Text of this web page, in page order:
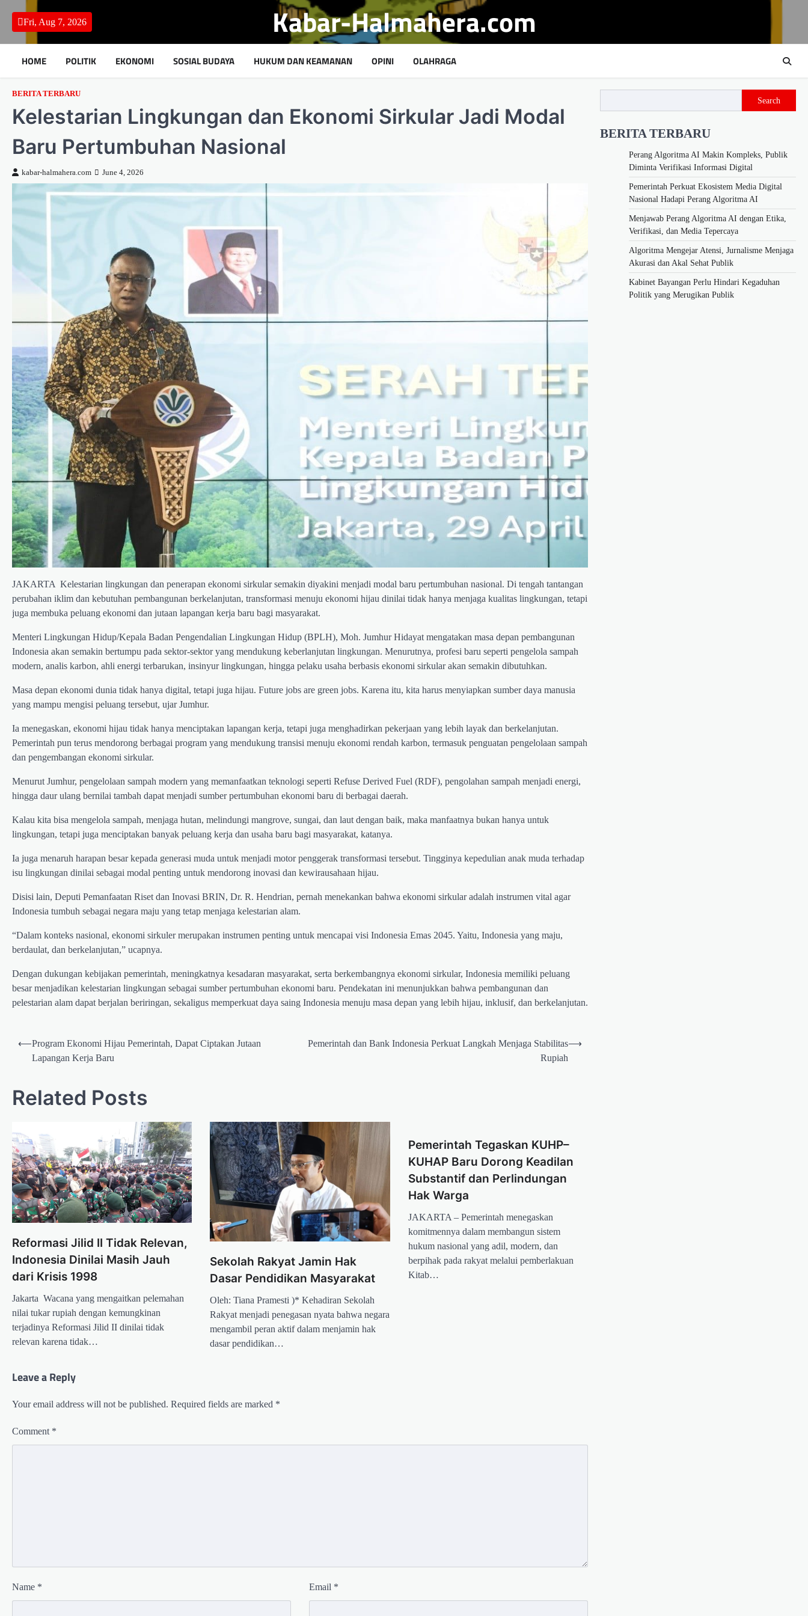
content
Fri, Aug 7, 2026 Kabar-Halmahera.com
HOME POLITIK EKONOMI SOSIAL BUDAYA HUKUM DAN KEAMANAN OPINI OLAHRAGA
BERITA TERBARU
Kelestarian Lingkungan dan Ekonomi Sirkular Jadi Modal
Baru Pertumbuhan Nasional
kabar-halmahera.com June 4, 2026
JAKARTA  Kelestarian lingkungan dan penerapan ekonomi sirkular semakin diyakini menjadi modal baru pertumbuhan nasional. Di tengah tantangan
perubahan iklim dan kebutuhan pembangunan berkelanjutan, transformasi menuju ekonomi hijau dinilai tidak hanya menjaga kualitas lingkungan, tetapi
juga membuka peluang ekonomi dan jutaan lapangan kerja baru bagi masyarakat.
Menteri Lingkungan Hidup/Kepala Badan Pengendalian Lingkungan Hidup (BPLH), Moh. Jumhur Hidayat mengatakan masa depan pembangunan
Indonesia akan semakin bertumpu pada sektor-sektor yang mendukung keberlanjutan lingkungan. Menurutnya, profesi baru seperti pengelola sampah
modern, analis karbon, ahli energi terbarukan, insinyur lingkungan, hingga pelaku usaha berbasis ekonomi sirkular akan semakin dibutuhkan.
Masa depan ekonomi dunia tidak hanya digital, tetapi juga hijau. Future jobs are green jobs. Karena itu, kita harus menyiapkan sumber daya manusia
yang mampu mengisi peluang tersebut, ujar Jumhur.
Ia menegaskan, ekonomi hijau tidak hanya menciptakan lapangan kerja, tetapi juga menghadirkan pekerjaan yang lebih layak dan berkelanjutan.
Pemerintah pun terus mendorong berbagai program yang mendukung transisi menuju ekonomi rendah karbon, termasuk penguatan pengelolaan sampah
dan pengembangan ekonomi sirkular.
Menurut Jumhur, pengelolaan sampah modern yang memanfaatkan teknologi seperti Refuse Derived Fuel (RDF), pengolahan sampah menjadi energi,
hingga daur ulang bernilai tambah dapat menjadi sumber pertumbuhan ekonomi baru di berbagai daerah.
Kalau kita bisa mengelola sampah, menjaga hutan, melindungi mangrove, sungai, dan laut dengan baik, maka manfaatnya bukan hanya untuk
lingkungan, tetapi juga menciptakan banyak peluang kerja dan usaha baru bagi masyarakat, katanya.
Ia juga menaruh harapan besar kepada generasi muda untuk menjadi motor penggerak transformasi tersebut. Tingginya kepedulian anak muda terhadap
isu lingkungan dinilai sebagai modal penting untuk mendorong inovasi dan kewirausahaan hijau.
Disisi lain, Deputi Pemanfaatan Riset dan Inovasi BRIN, Dr. R. Hendrian, pernah menekankan bahwa ekonomi sirkular adalah instrumen vital agar
Indonesia tumbuh sebagai negara maju yang tetap menjaga kelestarian alam.
“Dalam konteks nasional, ekonomi sirkuler merupakan instrumen penting untuk mencapai visi Indonesia Emas 2045. Yaitu, Indonesia yang maju,
berdaulat, dan berkelanjutan,” ucapnya.
Dengan dukungan kebijakan pemerintah, meningkatnya kesadaran masyarakat, serta berkembangnya ekonomi sirkular, Indonesia memiliki peluang
besar menjadikan kelestarian lingkungan sebagai sumber pertumbuhan ekonomi baru. Pendekatan ini menunjukkan bahwa pembangunan dan
pelestarian alam dapat berjalan beriringan, sekaligus memperkuat daya saing Indonesia menuju masa depan yang lebih hijau, inklusif, dan berkelanjutan.
Post
navigation
⟵Program Ekonomi Hijau Pemerintah, Dapat Ciptakan Jutaan
Lapangan Kerja Baru
Pemerintah dan Bank Indonesia Perkuat Langkah Menjaga Stabilitas
Rupiah
⟶
Related Posts
Reformasi Jilid II Tidak Relevan,
Indonesia Dinilai Masih Jauh
dari Krisis 1998
Jakarta  Wacana yang mengaitkan pelemahan
nilai tukar rupiah dengan kemungkinan
terjadinya Reformasi Jilid II dinilai tidak
relevan karena tidak…
Sekolah Rakyat Jamin Hak
Dasar Pendidikan Masyarakat
Oleh: Tiana Pramesti )* Kehadiran Sekolah
Rakyat menjadi penegasan nyata bahwa negara
mengambil peran aktif dalam menjamin hak
dasar pendidikan…
Pemerintah Tegaskan KUHP–
KUHAP Baru Dorong Keadilan
Substantif dan Perlindungan
Hak Warga
JAKARTA – Pemerintah menegaskan
komitmennya dalam membangun sistem
hukum nasional yang adil, modern, dan
berpihak pada rakyat melalui pemberlakuan
Kitab…
Leave a Reply
Your email address will not be published. Required fields are marked *
Comment *
Name * Email *
Search
BERITA TERBARU
Perang Algoritma AI Makin Kompleks, Publik
Diminta Verifikasi Informasi Digital
Pemerintah Perkuat Ekosistem Media Digital
Nasional Hadapi Perang Algoritma AI
Menjawab Perang Algoritma AI dengan Etika,
Verifikasi, dan Media Tepercaya
Algoritma Mengejar Atensi, Jurnalisme Menjaga
Akurasi dan Akal Sehat Publik
Kabinet Bayangan Perlu Hindari Kegaduhan
Politik yang Merugikan Publik